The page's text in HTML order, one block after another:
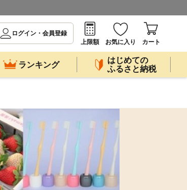
ログイン・会員登録
上限額
お気に入り カート
ランキング
はじめての
ふるさと納税